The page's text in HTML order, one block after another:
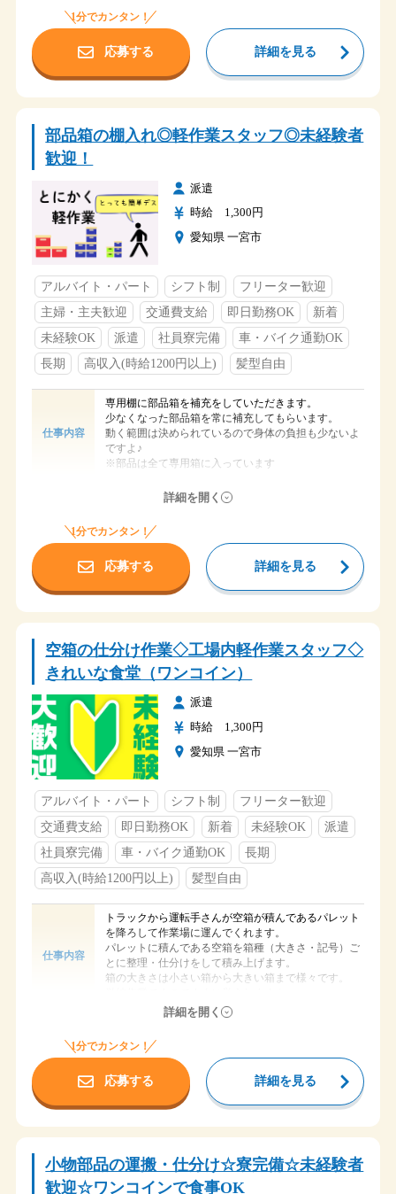
１パッレトには１２箱程度の箱が積まれています。
愛知県瀬戸市惣作町
瀬戸赤津 IC スグ
自動車・バイク通勤がおススメです。
時間
①6：25～15：05 7：35ｈ
休日
土・日
長期休暇（GW・夏季休暇・年末年始）
・各種保険完備
・交通費支給（会社規定）
・食堂・休憩室あり
1分でカンタン！
応募する 詳細を見る
部品箱の棚入れ◎軽作業スタッフ◎未経験者
歓迎！
派遣
時給 1,300円
愛知県 一宮市
アルバイト・パート シフト制
フリーター歓迎
主婦・主夫歓迎
交通費支給 即日勤務OK
新着
未経験OK
派遣 社員寮完備
車・バイク通勤OK
長期
高収入(時給1200円以上) 髪型自由
仕事内容
専用棚に部品箱を補充をしていただきます。
少なくなった部品箱を常に補充してもらいます。
動く範囲は決められているので身体の負担も少ないよ
ですよ♪
※部品は全て専用箱に入っています
時給 1,300円
国道155号線（萩原交差点）を西方に1.5kmほど直進！
ローソン一宮明地店さん近く
時間
1週間ごとの完全二交替の仕事です。
①06：25～15：05
交代勤務です。
土・日
長期休暇（GW・夏季休暇・年末年始）
・雇用保険
・健康保険
・介護保険
・厚生年金
・車通勤可能
・駐車場有（無料利用可能）
・交通費支給（会社規定）
・食堂・休憩室完備
詳細を開く
1分でカンタン！
応募する 詳細を見る
空箱の仕分け作業◇工場内軽作業スタッフ◇
きれいな食堂（ワンコイン）
派遣
時給 1,300円
愛知県 一宮市
アルバイト・パート シフト制
フリーター歓迎
交通費支給
即日勤務OK 新着 未経験OK
派遣
社員寮完備
車・バイク通勤OK
長期
高収入(時給1200円以上)
髪型自由
仕事内容
トラックから運転手さんが空箱が積んであるパレット
を降ろして作業場に運んでくれます。
パレットに積んである空箱を箱種（大きさ・記号）ご
とに整理・仕分けをして積み上げます。
箱の大きさは小さい箱から大きい箱まで様々です。
時給 1,300円
勤務地 一宮市明地
アクセス
国道155号線（萩原交差点）を西方に1.5kmほど直進！
ローソン一宮明地店さん近く
②16：00～00：40
交代勤務です。
詳細を開く
1分でカンタン！
応募する 詳細を見る
小物部品の運搬・仕分け☆寮完備☆未経験者
歓迎☆ワンコインで食事OK